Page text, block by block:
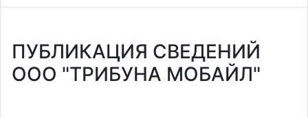
ПУБЛИКАЦИЯ СВЕДЕНИЙ
ООО "ТРИБУНА МОБАЙЛ"